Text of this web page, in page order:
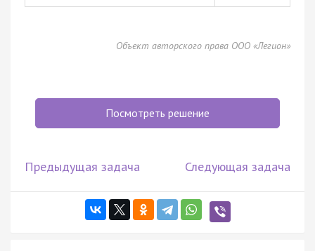
Объект авторского права ООО «Легион»
Посмотреть решение
Предыдущая задача Следующая задача